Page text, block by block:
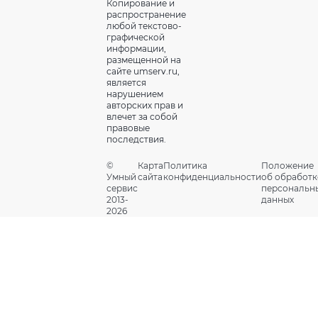
Копирование и
распространение
любой текстово-
графической
информации,
размещенной на
сайте umserv.ru,
является
нарушением
авторских прав и
влечет за собой
правовые
последствия.
©
Умный
сервис
2013-
2026
Карта
сайта
Политика
конфиденциальности
Положение
об
данных